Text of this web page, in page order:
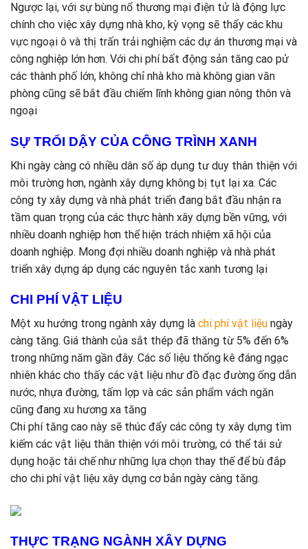
Ngược lại, với sự bùng nổ thương mại điện tử là động lực
chính cho việc xây dựng nhà kho, kỳ vọng sẽ thấy các khu
vực ngoại ô và thị trấn trải nghiệm các dự án thương mại và
công nghiệp lớn hơn. Với chi phí bất động sản tăng cao pử
các thành phố lớn, không chỉ nhà kho mà không gian văn
phòng cũng sẽ bắt đầu chiếm lĩnh không gian nông thôn và
ngoại
SỰ TRỔI DẬY CỦA CÔNG TRÌNH XANH
Khi ngày càng có nhiều dân số áp dụng tư duy thân thiện với
môi trường hơn, ngành xây dựng không bị tụt lại xa. Các
công ty xây dựng và nhà phát triển đang bắt đầu nhận ra
tầm quan trọng của các thực hành xây dựng bền vững, với
nhiều doanh nghiệp hơn thể hiện trách nhiệm xã hội của
doanh nghiệp. Mong đợi nhiều doanh nghiệp và nhà phát
triển xây dựng áp dụng các nguyên tắc xanh tương lại
CHI PHÍ VẬT LIỆU
Một xu hướng trong ngành xây dựng là chi phí vật liệu ngày
càng tăng. Giá thành của sắt thép đã thăng từ 5% đến 6%
trong những năm gần đây. Các số liệu thống kê đáng ngạc
nhiên khác cho thấy các vật liệu như đồ đạc đường ống dẫn
nước, nhựa đường, tấm lợp và các sản phẩm vách ngăn
cũng đang xu hương xa tăng
Chi phí tăng cao này sẽ thúc đẩy các công ty xây dựng tìm
kiếm các vật liệu thân thiện với môi trường, có thể tái sử
dụng hoặc tái chế như những lựa chọn thay thế để bù đắp
cho chi phí vật liệu xây dựng cơ bản ngày càng tăng.
THỰC TRẠNG NGÀNH XÂY DỰNG